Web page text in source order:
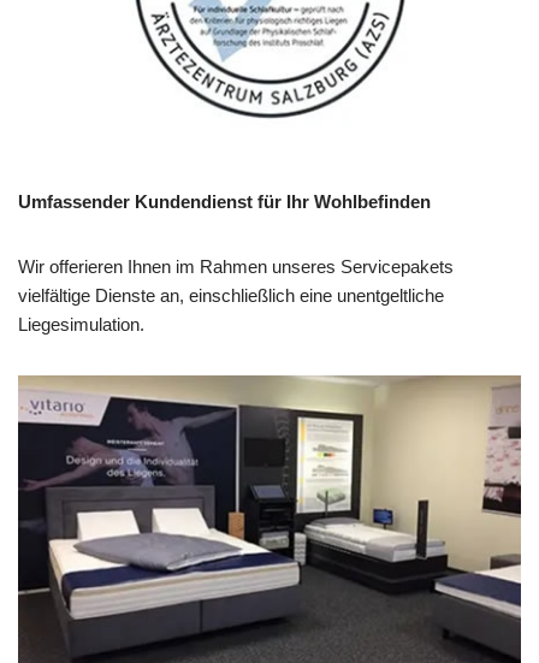
Umfassender Kundendienst für Ihr Wohlbefinden
Wir offerieren Ihnen im Rahmen unseres Servicepakets
vielfältige Dienste an, einschließlich eine unentgeltliche
Liegesimulation.